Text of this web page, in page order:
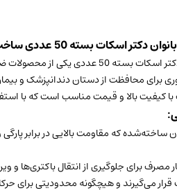
بسته 50 عددی ساخت ایران
دستکش نایلونی یکبار مصرف
برای محافظت از دستان دندانپزشک و
کیفیت بالا و قیمت مناسب است که با
ساخته‌شده که مقاومت بالایی در برابر
برای جلوگیری از انتقال باکتری‌ها و
می‌گیرند و هیچگونه محدودیتی برای